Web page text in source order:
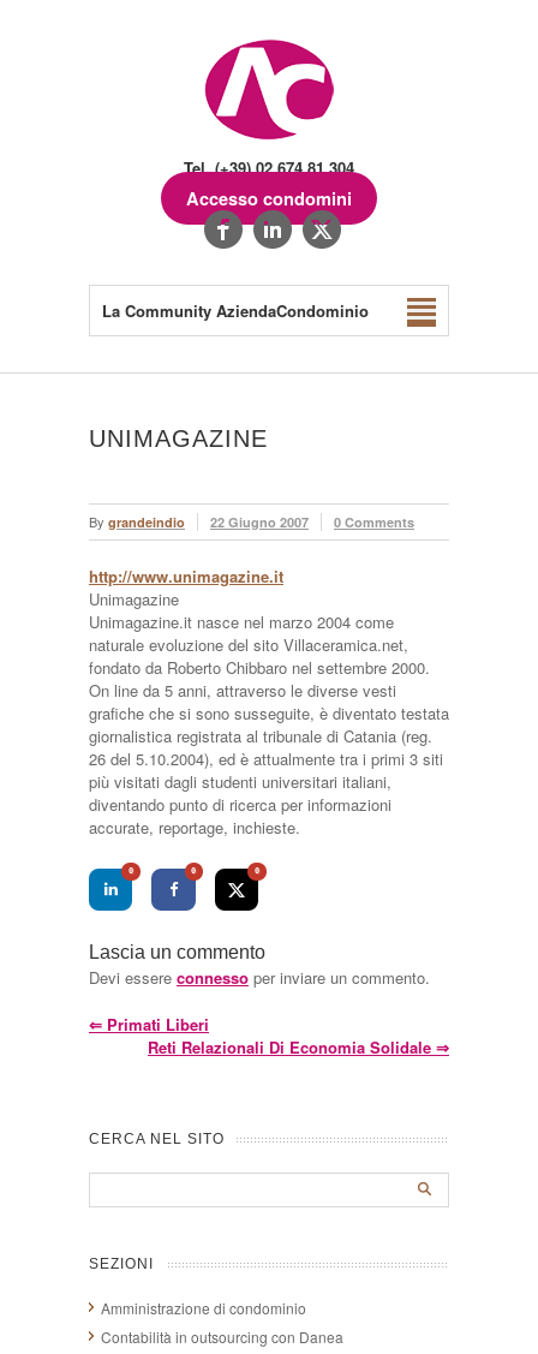
Tel. (+39) 02.674.81.304
Accesso condomini
La Community AziendaCondominio
UNIMAGAZINE
By grandeindio 22 Giugno 2007 0 Comments
http://www.unimagazine.it
Unimagazine
Unimagazine.it nasce nel marzo 2004 come
naturale evoluzione del sito Villaceramica.net,
fondato da Roberto Chibbaro nel settembre 2000.
On line da 5 anni, attraverso le diverse vesti
grafiche che si sono susseguite, è diventato testata
giornalistica registrata al tribunale di Catania (reg.
26 del 5.10.2004), ed è attualmente tra i primi 3 siti
più visitati dagli studenti universitari italiani,
diventando punto di ricerca per informazioni
accurate, reportage, inchieste.
0 0 0
Lascia un commento
Devi essere connesso per inviare un commento.
⇐ Primati Liberi
Reti Relazionali Di Economia Solidale ⇒
CERCA NEL SITO
SEZIONI
Amministrazione di condominio
Contabilità in outsourcing con Danea